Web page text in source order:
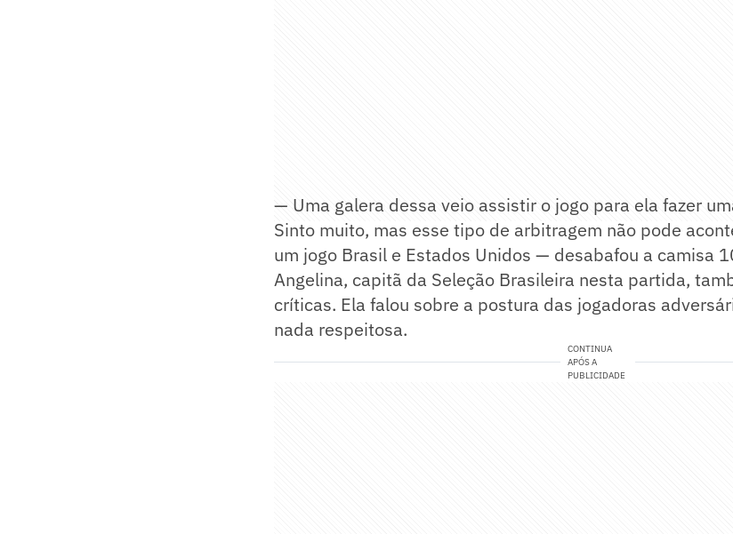
— Uma galera dessa veio assistir o jogo para ela fazer
Sinto muito, mas esse tipo de arbitragem não pode
um jogo Brasil e Estados Unidos — desabafou a camisa
Angelina, capitã da Seleção Brasileira nesta partida,
críticas. Ela falou sobre a postura das jogadoras
nada respeitosa.
CONTINUA
APÓS A
PUBLICIDADE